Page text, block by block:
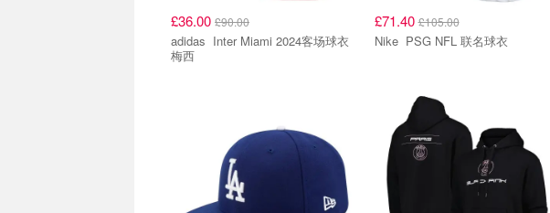
£36.00 £90.00
adidas Inter Miami 2024客场球衣
梅西
£71.40£105.00
Nike PSG NFL 联名球衣